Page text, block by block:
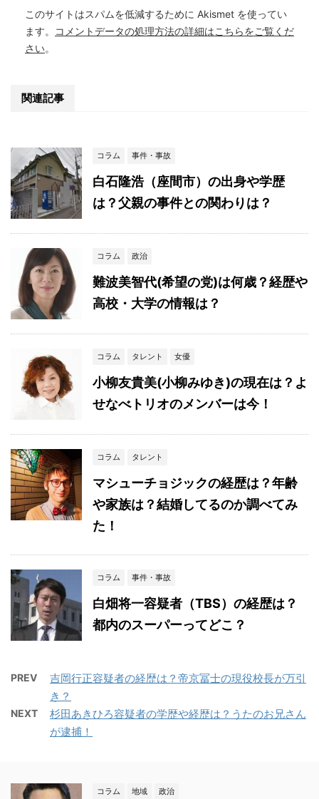
このサイトはスパムを低減するために Akismet を使ってい
ます。
コメントデータの処理方法の詳細はこちらをご覧くだ
さい。
関連記事
コラム 事件・事故
白石隆浩（座間市）の出身や学歴
は？父親の事件との関わりは？
コラム 政治
難波美智代(希望の党)は何歳？経歴や
高校・大学の情報は？
コラム タレント 女優
小柳友貴美(小柳みゆき)の現在は？よ
せなべトリオのメンバーは今！
コラム タレント
マシューチョジックの経歴は？年齢
や家族は？結婚してるのか調べてみ
た！
コラム 事件・事故
白畑将一容疑者（TBS）の経歴は？
都内のスーパーってどこ？
PREV
吉岡行正容疑者の経歴は？帝京冨士の現役校長が万引
き？
NEXT
杉田あきひろ容疑者の学歴や経歴は？うたのお兄さん
が逮捕！
コラム 地域 政治